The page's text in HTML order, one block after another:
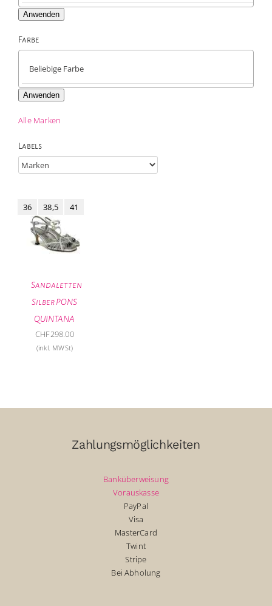
Sandaletten
Silber PONS
QUINTANA
36 38,5 41
CHF298.00
(inkl. MWSt)
Anwenden
Farbe
Anwenden
Alle Marken
Labels
Zahlungsmöglichkeiten
Banküberweisung
Vorauskasse
PayPal
Visa
MasterCard
Twint
Stripe
Bei Abholung